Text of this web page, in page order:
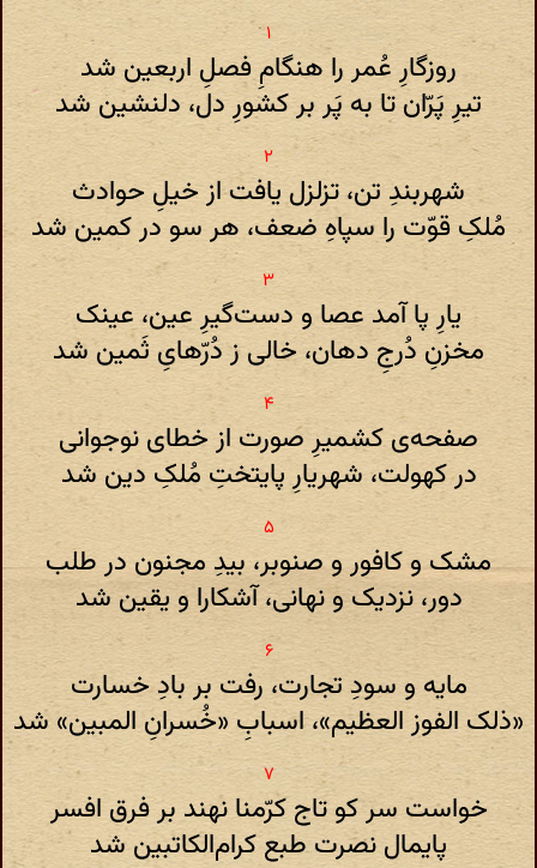
روزگارِ عُمر را هنگامِ فصلِ اربعین شد
تیرِ پَرّان تا به پَر بر کشورِ دل، دلنشین شد
شهربندِ تن، تزلزل یافت از خیلِ حوادث
مُلکِ قوّت را سپاهِ ضعف، هر سو در کمین شد
یارِ پا آمد عصا و دست‌گیرِ عین، عینک
مخزنِ دُرجِ دهان، خالی ز دُرّهایِ ثَمین شد
صفحه‌ی کشمیرِ صورت از خطای نوجوانی
در کهولت، شهریارِ پایتختِ مُلکِ دین شد
مشک و کافور و صنوبر، بیدِ مجنون در طلب
دور، نزدیک و نهانی، آشکارا و یقین شد
مایه و سودِ تجارت، رفت بر بادِ خسارت
«ذلک الفوز العظیم»، اسبابِ «خُسرانِ المبین» شد
خواست سر کو تاج کرّمنا نهند بر فرق افسر
پایمال نصرت طبع کرام‌الکاتبین شد